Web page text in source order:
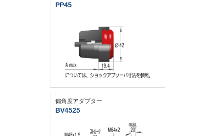
PP45
偏角度アダプター
BV4525